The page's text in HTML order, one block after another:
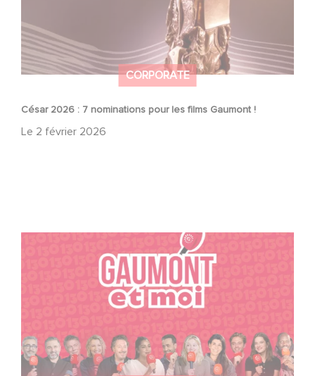
CORPORATE
César 2026 : 7 nominations pour les films Gaumont !
Le 2 février 2026
« Passion, fidélité, famille » : ces talents partagent leur
attachement à Gaumont